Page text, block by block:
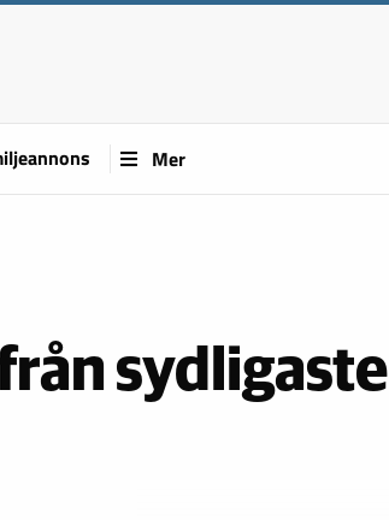
Mer
sydligaste